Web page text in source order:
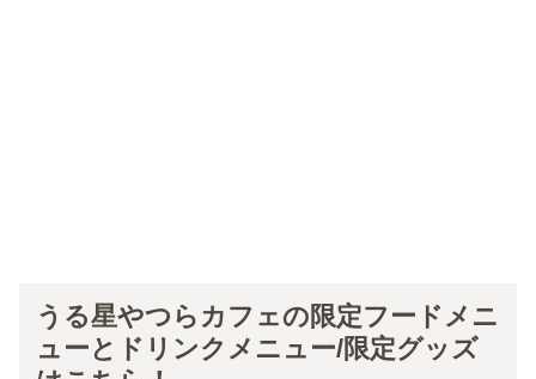
うる星やつらカフェの限定フードメニ
ューとドリンクメニュー/限定グッズ